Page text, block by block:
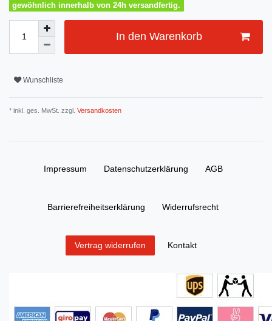
gewöhnlich innerhalb von 24h versandfertig.
In den Warenkorb
Wunschliste
* inkl. ges. MwSt. zzgl. Versandkosten
Impressum Daten­schutz­erklärung AGB
Barrierefreiheitserklärung Widerrufs­recht
Vertrag widerrufen Kontakt